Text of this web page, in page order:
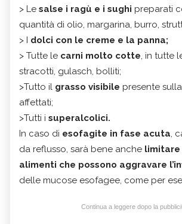
> Le salse i ragù e i sughi preparati
quantità di olio, margarina, burro,
> I dolci con le creme e la panna;
> Tutte le carni molto cotte, in tutte
stracotti, gulasch, bolliti;
>Tutto il grasso visibile presente
affettati;
>Tutti i superalcolici.
In caso di esofagite in fase acuta,
da reflusso, sarà bene anche limitare
alimenti che possono aggravare
delle mucose esofagee, come per
Continua a leggere dopo la